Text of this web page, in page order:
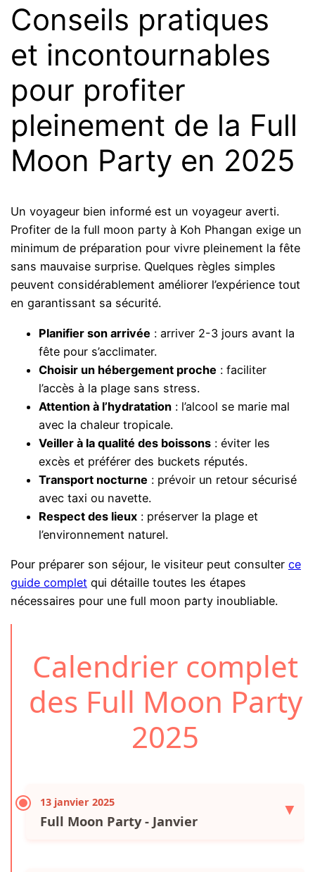
Conseils pratiques
et incontournables
pour profiter
pleinement de la Full
Moon Party en 2025
Un voyageur bien informé est un voyageur averti.
Profiter de la full moon party à Koh Phangan exige un
minimum de préparation pour vivre pleinement la fête
sans mauvaise surprise. Quelques règles simples
peuvent considérablement améliorer l’expérience tout
en garantissant sa sécurité.
Planifier son arrivée : arriver 2-3 jours avant la
fête pour s’acclimater.
Choisir un hébergement proche : faciliter
l’accès à la plage sans stress.
Attention à l’hydratation : l’alcool se marie mal
avec la chaleur tropicale.
Veiller à la qualité des boissons : éviter les
excès et préférer des buckets réputés.
Transport nocturne : prévoir un retour sécurisé
avec taxi ou navette.
Respect des lieux : préserver la plage et
l’environnement naturel.
Pour préparer son séjour, le visiteur peut consulterce
guide complet qui détaille toutes les étapes
nécessaires pour une full moon party inoubliable.
Calendrier complet
des Full Moon Party
2025
13 janvier 2025
Full Moon Party - Janvier
▼